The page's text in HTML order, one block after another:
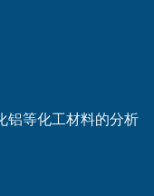
铝等化工材料的分析